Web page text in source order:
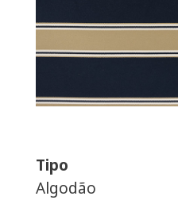
Tipo
Algodão